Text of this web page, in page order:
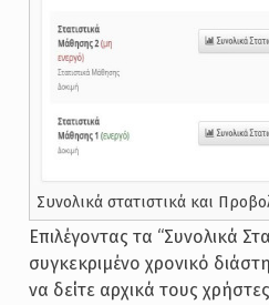
Συνολικά στατιστικά και
Επιλέγοντας τα “Συνολικά
συγκεκριμένο χρονικό
να δείτε αρχικά τους